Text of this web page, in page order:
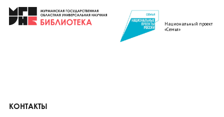
Национальный проект
«Семья»
КОНТАКТЫ